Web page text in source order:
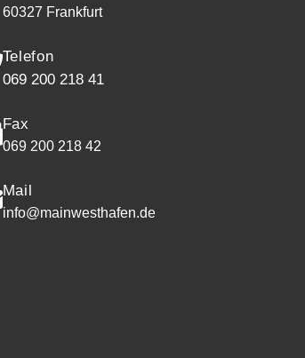
60327 Frankfurt
Telefon
069 200 218 41
Fax
069 200 218 42
Mail
info@mainwesthafen.de